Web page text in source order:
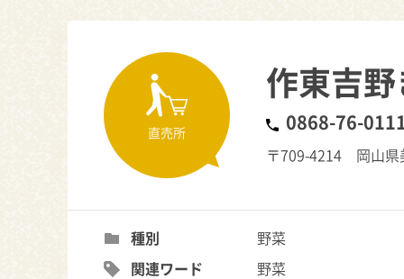
直売所
作東吉
0868-76-
〒709-4214 岡山
種別
野菜
関連ワード
野菜